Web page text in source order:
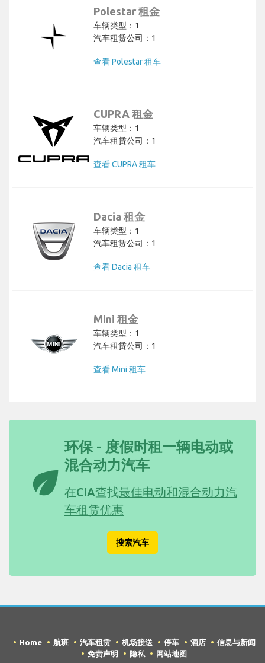
Polestar 租金
车辆类型：1
汽车租赁公司：1
查看 Polestar 租车
CUPRA 租金
车辆类型：1
汽车租赁公司：1
查看 CUPRA 租车
Dacia 租金
车辆类型：1
汽车租赁公司：1
查看 Dacia 租车
Mini 租金
车辆类型：1
汽车租赁公司：1
查看 Mini 租车
eco
环保 - 度假时租一辆电动或
混合动力汽车
在CIA查找最佳电动和混合动力汽
车租赁优惠
搜索汽车
Home 航班 汽车租赁 机场接送 停车 酒店
信息与新闻
免责声明
隐私 网站地图